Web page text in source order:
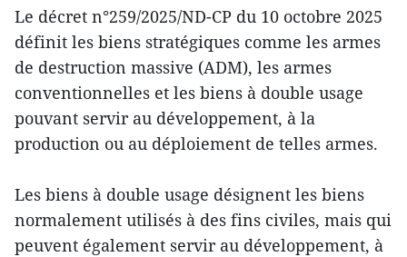
Le décret n°259/2025/ND-CP du 10 octobre 2025
définit les biens stratégiques comme les armes
de destruction massive (ADM), les armes
conventionnelles et les biens à double usage
pouvant servir au développement, à la
production ou au déploiement de telles armes.
Les biens à double usage désignent les biens
normalement utilisés à des fins civiles, mais qui
peuvent également servir au développement, à